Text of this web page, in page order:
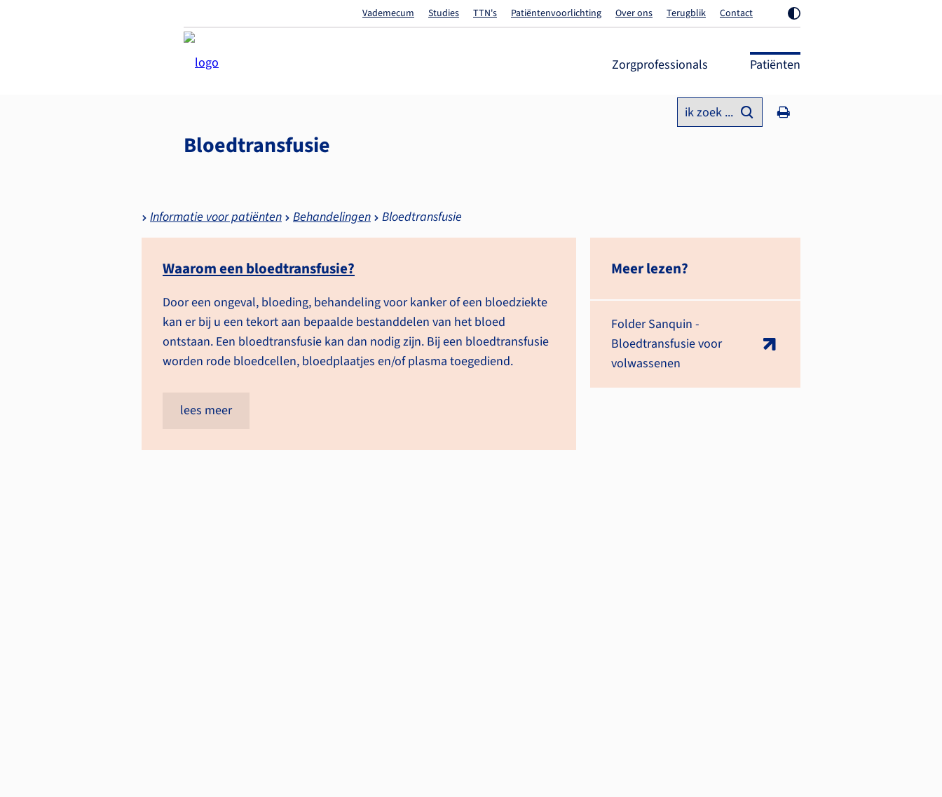
Vademecum Studies TTN's Patiëntenvoorlichting Over ons Terugblik Contact
Zorgprofessionals Patiënten
ik zoek ...
Bloedtransfusie
Informatie voor patiënten Behandelingen Bloedtransfusie
Waarom een bloedtransfusie?
Door een ongeval, bloeding, behandeling voor kanker of een bloedziekte
kan er bij u een tekort aan bepaalde bestanddelen van het bloed
ontstaan. Een bloedtransfusie kan dan nodig zijn. Bij een bloedtransfusie
worden rode bloedcellen, bloedplaatjes en/of plasma toegediend.
lees meer
Meer lezen?
Folder Sanquin -
Bloedtransfusie voor
volwassenen